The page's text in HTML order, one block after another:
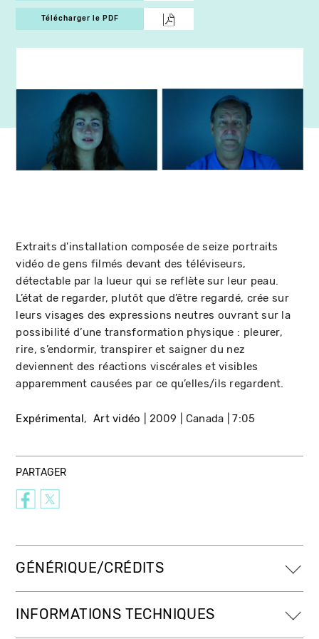
Télécharger le PDF
Extraits d'installation composée de seize portraits
vidéo de gens filmés devant des téléviseurs,
détectable par la lueur qui se reflète sur leur peau.
L’état de regarder, plutôt que d’être regardé, crée sur
leurs visages des expressions neutres ouvrant sur la
possibilité d’une transformation physique : pleurer,
rire, s’endormir, transpirer et saigner du nez
deviennent des réactions viscérales et visibles
apparemment causées par ce qu’elles/ils regardent.
Expérimental Art vidéo 2009 Canada 7:05
PARTAGER
GÉNÉRIQUE/CRÉDITS
INFORMATIONS TECHNIQUES